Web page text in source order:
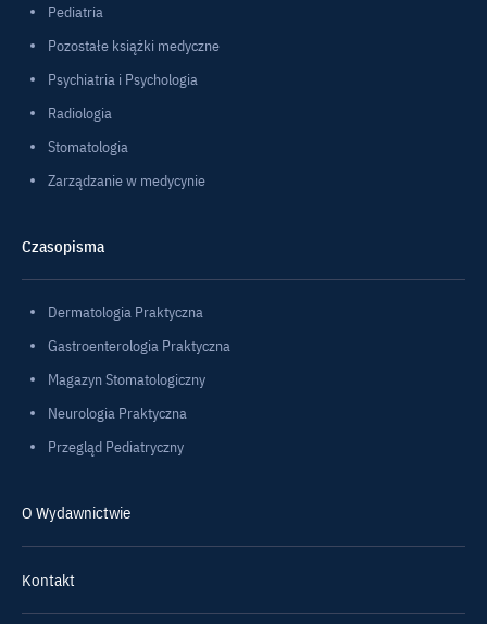
Pediatria
Pozostałe książki medyczne
Psychiatria i Psychologia
Radiologia
Stomatologia
Zarządzanie w medycynie
Czasopisma
Dermatologia Praktyczna
Gastroenterologia Praktyczna
Magazyn Stomatologiczny
Neurologia Praktyczna
Przegląd Pediatryczny
O Wydawnictwie
Kontakt